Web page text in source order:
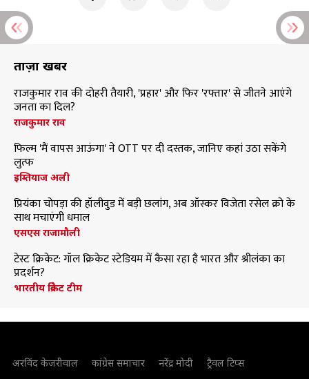
ताज़ा खबरें
राजकुमार राव की दोहरी तैयारी, 'प्रहार' और फिर 'रफ्तार' से जीतने आएंगे
जनता का दिल?
राजकुमार राव
फिल्म 'मैं वापस आऊंगा' ने OTT पर दी दस्तक, जानिए कहां उठा सकेंगे
लुत्फ
इम्तियाज अली
प्रियंका चोपड़ा की हॉलीवुड में बड़ी छलांग, अब ऑस्कर विजेता रसेल क्रो के
साथ मचाएंगी धमाल
एसएस राजामौली
टेस्ट क्रिकेट: गॉल क्रिकेट स्टेडियम में कैसा रहा है भारत और श्रीलंका का
प्रदर्शन?
भारतीय क्रिकेट टीम
अरविंद केजरीवाल कांग्रेस समाचार नरेंद्र मोदी
ट्रैवल टिप्स